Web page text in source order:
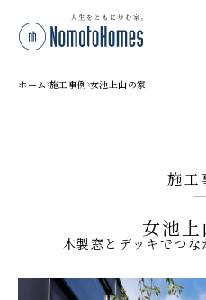
ホーム 施工事例 女池上山の家
施工
女池上
木製窓とデッキでつ